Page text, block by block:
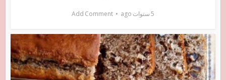
5 سنوات ago Add Comment